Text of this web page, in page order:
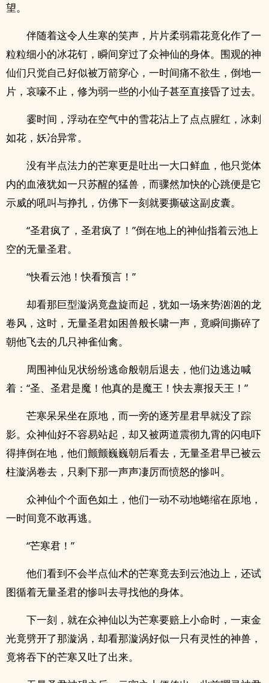
望。
伴随着这令人生寒的笑声，片片柔弱霜花竟化作了一
粒粒细小的冰花钉，瞬间穿过了众神仙的身体。围观的神
仙们只觉自己好似被万箭穿心，一时间痛不欲生，倒地一
片，哀嚎不止，修为弱一些的小仙子甚至直接昏了过去。
霎时间，浮动在空气中的雪花沾上了点点腥红，冰刺
如花，妖冶异常。
没有半点法力的芒寒更是吐出一大口鲜血，他只觉体
内的血液犹如一只苏醒的猛兽，而骤然加快的心跳便是它
示威的吼叫与挣扎，仿佛下一刻就要撕破这副皮囊。
“圣君疯了，圣君疯了！”倒在地上的神仙指着云池上
空的无量圣君。
“快看云池！快看预言！”
却看那巨型漩涡竟盘旋而起，犹如一场来势汹汹的龙
卷风，这时，无量圣君如困兽般长啸一声，竟瞬间撕碎了
朝他飞去的几只神雀仙禽。
周围神仙见状纷纷逃命般朝后退去，他们边逃边喊
着：“圣、圣君是魔！他真的是魔王！快去禀报天王！”
芒寒呆呆坐在原地，而一旁的逐芳星君早就没了踪
影。众神仙好不容易站起，却又被两道震彻九霄的闪电吓
得摔倒在地，他们颤颤巍巍朝后看去，无量圣君早已被云
柱漩涡卷去，只剩下那一声声凄厉而愤怒的惨叫。
众神仙个个面色如土，他们一动不动地蜷缩在原地，
一时间竟不敢再逃。
“芒寒君！”
他们看到不会半点仙术的芒寒竟去到云池边上，还试
图循着无量圣君的惨叫去寻找他的身体。
下一刻，就在众神仙以为芒寒要赔上小命时，一束金
光竟劈开了那漩涡，却看那漩涡好似一只有灵性的神兽，
竟将吞下的芒寒又吐了出来。